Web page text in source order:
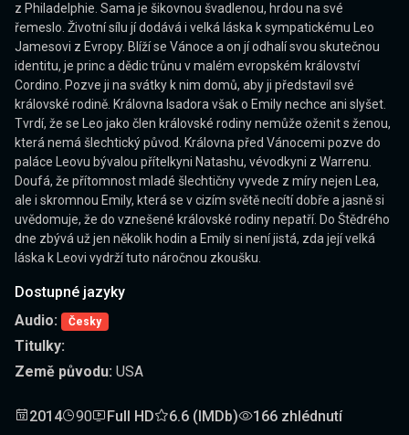
z Philadelphie. Sama je šikovnou švadlenou, hrdou na své
řemeslo. Životní sílu jí dodává i velká láska k sympatickému Leo
Jamesovi z Evropy. Blíží se Vánoce a on jí odhalí svou skutečnou
identitu, je princ a dědic trůnu v malém evropském království
Cordino. Pozve ji na svátky k nim domů, aby ji představil své
královské rodině. Královna Isadora však o Emily nechce ani slyšet.
Tvrdí, že se Leo jako člen královské rodiny nemůže oženit s ženou,
která nemá šlechtický původ. Královna před Vánocemi pozve do
paláce Leovu bývalou přítelkyni Natashu, vévodkyni z Warrenu.
Doufá, že přítomnost mladé šlechtičny vyvede z míry nejen Lea,
ale i skromnou Emily, která se v cizím světě necítí dobře a jasně si
uvědomuje, že do vznešené královské rodiny nepatří. Do Štědrého
dne zbývá už jen několik hodin a Emily si není jistá, zda její velká
láska k Leovi vydrží tuto náročnou zkoušku.
Dostupné jazyky
Audio:
Česky
Titulky:
Země původu: USA
2014 90 Full HD 6.6 (IMDb) 166 zhlédnutí